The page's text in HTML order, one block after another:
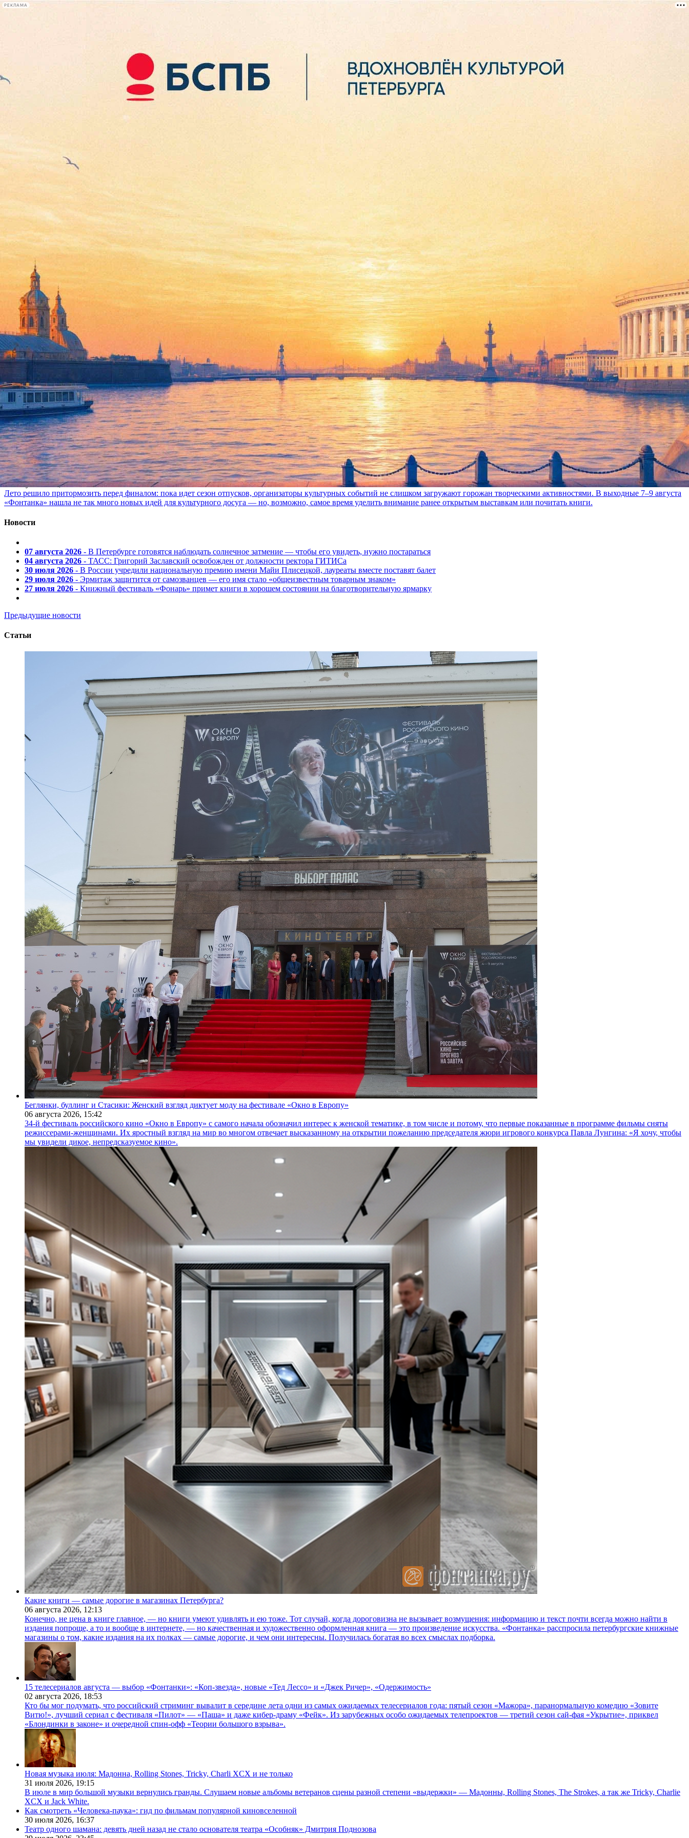
РЕКЛАМА
лекции
книги
03 августа 2014, воскресенье
Форточка открывается: что посмотреть на «Окне в Европу»
Архив предыдущих материалов
Куда пойти 7–9 августа: «Пикник Афиши», песни «Короля и Шута» в Ледовом, день рождения Зощенко и кубинские
марки
07 августа 2026, 08:00
Лето решило притормозить перед финалом: пока идет сезон отпусков, организаторы культурных событий не слишком загружают горожан творческими активностями. В выходные 7–9 августа
«Фонтанка» нашла не так много новых идей для культурного досуга — но, возможно, самое время уделить внимание ранее открытым выставкам или почитать книги.
Новости
07 августа 2026 - В Петербурге готовятся наблюдать солнечное затмение — чтобы его увидеть, нужно постараться
04 августа 2026 - ТАСС: Григорий Заславский освобожден от должности ректора ГИТИСа
30 июля 2026 - В России учредили национальную премию имени Майи Плисецкой, лауреаты вместе поставят балет
29 июля 2026 - Эрмитаж защитится от самозванцев — его имя стало «общеизвестным товарным знаком»
27 июля 2026 - Книжный фестиваль «Фонарь» примет книги в хорошем состоянии на благотворительную ярмарку
Предыдущие новости
Статьи
Беглянки, буллинг и Стасики: Женский взгляд диктует моду на фестивале «Окно в Европу»
06 августа 2026, 15:42
34-й фестиваль российского кино «Окно в Европу» с самого начала обозначил интерес к женской тематике, в том числе и потому, что первые показанные в программе фильмы сняты
режиссерами-женщинами. Их яростный взгляд на мир во многом отвечает высказанному на открытии пожеланию председателя жюри игрового конкурса Павла Лунгина: «Я хочу, чтобы
мы увидели дикое, непредсказуемое кино».
Какие книги — самые дорогие в магазинах Петербурга?
06 августа 2026, 12:13
Конечно, не цена в книге главное, — но книги умеют удивлять и ею тоже. Тот случай, когда дороговизна не вызывает возмущения: информацию и текст почти всегда можно найти в
издания попроще, а то и вообще в интернете, — но качественная и художественно оформленная книга — это произведение искусства. «Фонтанка» расспросила петербургские книжные
магазины о том, какие издания на их полках — самые дорогие, и чем они интересны. Получилась богатая во всех смыслах подборка.
15 телесериалов августа — выбор «Фонтанки»: «Коп-звезда», новые «Тед Лессо» и «Джек Ричер», «Одержимость»
02 августа 2026, 18:53
Кто бы мог подумать, что российский стриминг вывалит в середине лета одни из самых ожидаемых телесериалов года: пятый сезон «Мажора», паранормальную комедию «Зовите
Витю!», лучший сериал с фестиваля «Пилот» — «Паша» и даже кибер-драму «Фейк». Из зарубежных особо ожидаемых телепроектов — третий сезон сай-фая «Укрытие», приквел
«Блондинки в законе» и очередной спин-офф «Теории большого взрыва».
Новая музыка июля: Мадонна, Rolling Stones, Tricky, Charli XCX и не только
31 июля 2026, 19:15
В июле в мир большой музыки вернулись гранды. Слушаем новые альбомы ветеранов сцены разной степени «выдержки» — Мадонны, Rolling Stones, The Strokes, а так же Tricky, Charlie
XCX и Jack White.
Как смотреть «Человека-паука»: гид по фильмам популярной киновселенной
30 июля 2026, 16:37
Театр одного шамана: девять дней назад не стало основателя театра «Особняк» Дмитрия Поднозова